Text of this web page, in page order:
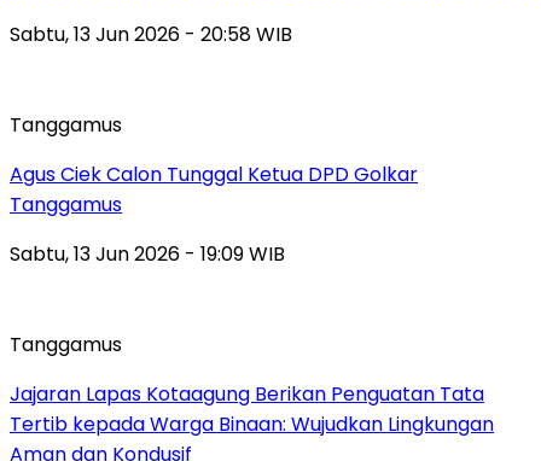
Sabtu, 13 Jun 2026 - 20:58 WIB
Tanggamus
Agus Ciek Calon Tunggal Ketua DPD Golkar
Tanggamus
Sabtu, 13 Jun 2026 - 19:09 WIB
Tanggamus
Jajaran Lapas Kotaagung Berikan Penguatan Tata
Tertib kepada Warga Binaan: Wujudkan Lingkungan
Aman dan Kondusif